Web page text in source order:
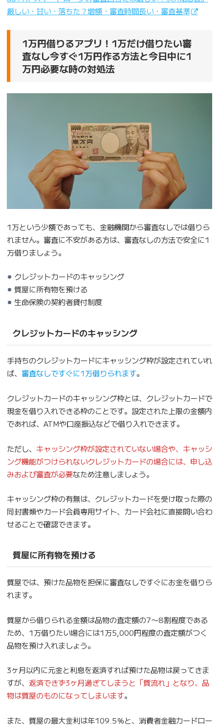
厳しい・甘い・落ちた？増額・審査時間長い・審査基準
1万円借りるアプリ！1万だけ借りたい審
査なし今すぐ1万円作る方法と今日中に1
万円必要な時の対処法
1万という少額であっても、金融機関から審査なしでは借りら
れません。審査に不安がある方は、審査なしの方法で安全に1
万借りましょう。
クレジットカードのキャッシング
質屋に所有物を預ける
生命保険の契約者貸付制度
クレジットカードのキャッシング
手持ちのクレジットカードにキャッシング枠が設定されていれ
ば、 審査なしですぐに1万借りられます。
クレジットカードのキャッシング枠とは、クレジットカードで
現金を借り入れできる枠のことです。設定された上限の金額内
であれば、ATMや口座振込などで借り入れできます。
ただし、 キャッシング枠が設定されていない場合や、キャッシ
ング機能がつけられないクレジットカードの場合には、申し込
みおよび審査が必要なため注意しましょう。
キャッシング枠の有無は、クレジットカードを受け取った際の
同封書類やカード会員専用サイト、カード会社に直接問い合わ
せることで確認できます。
質屋に所有物を預ける
質屋では、預けた品物を担保に審査なしですぐにお金を借りら
れます。
質屋から借りられる金額は品物の査定額の7〜8割程度である
ため、1万借りたい場合には1万5,000円程度の査定額がつく
品物を預け入れましょう。
3ヶ月以内に元金と利息を返済すれば預けた品物は戻ってきま
すが、 返済できず3ヶ月過ぎてしまうと「質流れ」となり、品
物は質屋のものになってしまいます。
また、質屋の最大金利は年109.5％と、消費者金融カードロー